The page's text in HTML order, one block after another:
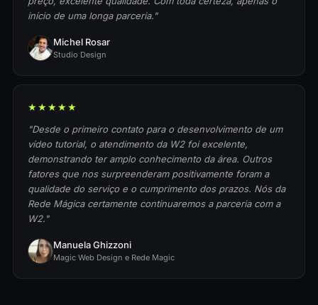
início de uma longa parceria."
Michel Rosar
Studio Design
★★★★★
"Desde o primeiro contato para o desenvolvimento de um
vídeo tutorial, o atendimento da W2 foi excelente,
demonstrando ter amplo conhecimento da área. Outros
fatores que nos surpreenderam positivamente foram a
qualidade do serviço e o cumprimento dos prazos. Nós da
Rede Mágica certamente continuaremos a parceria com a
W2."
Manuela Ghizzoni
Magic Web Design e Rede Magic